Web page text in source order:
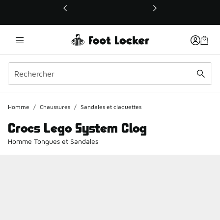
Ce lien ouvrira une nouvelle fenêtre
Homme / Chaussures / Sandales et claquettes
Crocs Lego System Clog
Homme Tongues et Sandales